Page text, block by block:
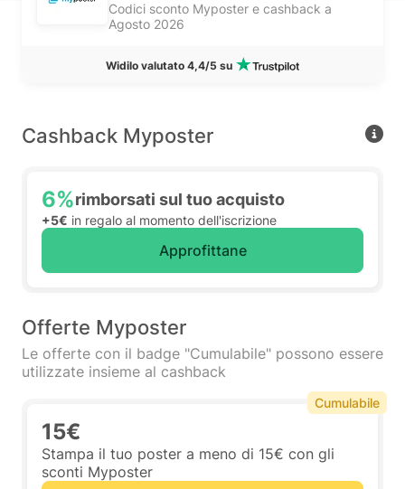
Codici sconto Myposter e cashback a
Agosto 2026
Widilo valutato 4,4/5 su
Cashback Myposter
6%rimborsati sul tuo acquisto
+5€ in regalo al momento dell'iscrizione
Approfittane
Offerte Myposter
Le offerte con il badge "Cumulabile" possono essere
utilizzate insieme al cashback
15€
Stampa il tuo poster a meno di 15€ con gli
sconti Myposter
Cumulabile